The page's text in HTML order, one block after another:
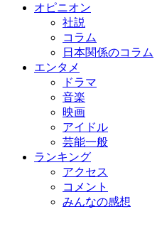
オピニオン
社説
コラム
日本関係のコラム
エンタメ
ドラマ
音楽
映画
アイドル
芸能一般
ランキング
アクセス
コメント
みんなの感想